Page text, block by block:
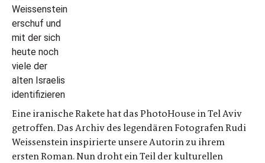
Eine iranische Rakete hat das PhotoHouse in Tel Aviv
getroffen. Das Archiv des legendären Fotografen Rudi
Weissenstein inspirierte unsere Autorin zu ihrem
ersten Roman. Nun droht ein Teil der kulturellen